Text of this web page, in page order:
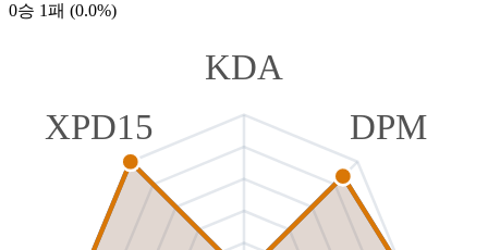
0승 1패 (0.0%)
KDA
DPM
XPD15